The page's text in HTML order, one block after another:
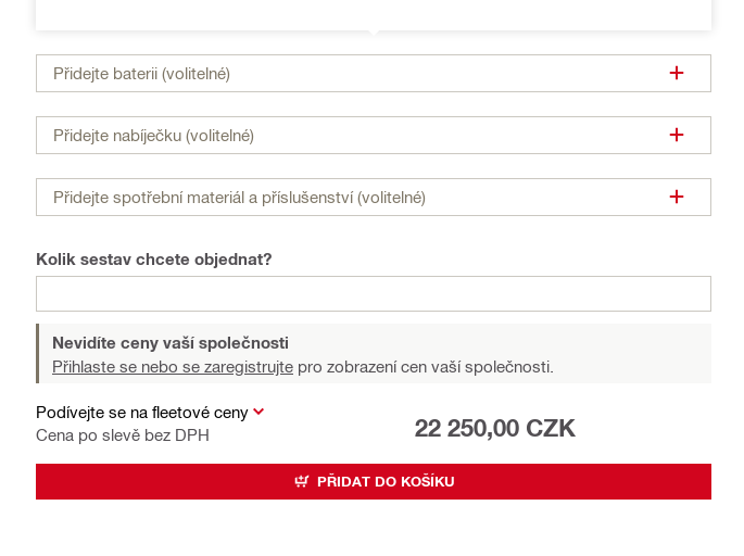
Přidejte baterii (volitelné)
Přidejte nabíječku (volitelné)
Přidejte spotřební materiál a příslušenství (volitelné)
Kolik sestav chcete objednat?
Nevidíte ceny vaší společnosti
Přihlaste se nebo se zaregistrujte pro zobrazení cen vaší společnosti.
Podívejte se na fleetové ceny
Cena po slevě bez DPH
22 250,00 CZK
PŘIDAT DO KOŠÍKU